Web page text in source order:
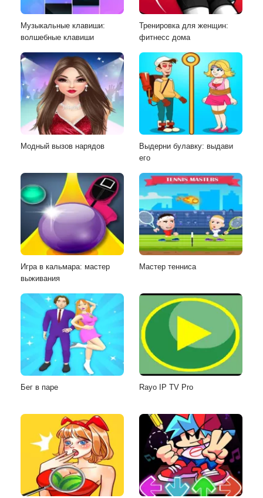
Музыкальные клавиши:
волшебные клавиши
Тренировка для женщин:
фитнесс дома
Модный вызов нарядов
Выдерни булавку: выдави
его
Игра в кальмара: мастер
выживания
Мастер тенниса
Бег в паре Rayo IP TV Pro